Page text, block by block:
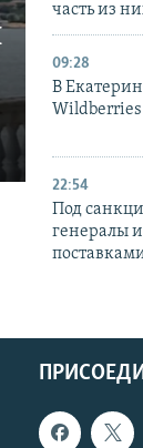
часть из
09:28
В
Wildberries
22:54
Под
генералы